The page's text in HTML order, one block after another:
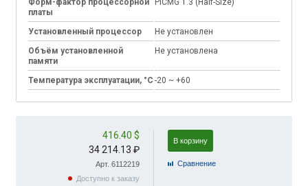
Форм-фактор процессорной
платы
PICMG 1.3 (Half-Size)
Установленный процессор
Не установлен
Объём установленной
памяти
Не установлена
Температура эксплуатации, °C -20 ~ +60
416.40 $
34 214.13 ₽
Арт. 6112219
Доступно к заказу
В корзину
Cравнение